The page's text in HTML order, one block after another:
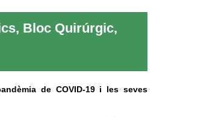
Bloc Quirúrgic,
de COVID-19 i les seves